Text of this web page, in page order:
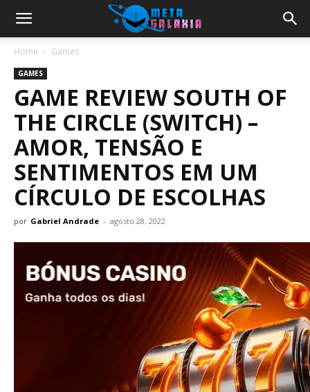
Home Games
GAMES
GAME REVIEW SOUTH OF
THE CIRCLE (SWITCH) –
AMOR, TENSÃO E
SENTIMENTOS EM UM
CÍRCULO DE ESCOLHAS
por Gabriel Andrade - agosto 28, 2022